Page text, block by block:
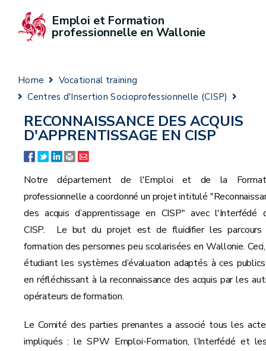
Emploi et Formation
professionnelle en Wallonie
Home
Vocational training
Centres d'Insertion Socioprofessionnelle (CISP)
RECONNAISSANCE DES ACQUIS
D'APPRENTISSAGE EN CISP
Notre département de l'Emploi et de la
professionnelle a coordonné un projet intitulé
des acquis d’apprentissage en CISP" avec l'Interfédé
CISP. Le but du projet est de fluidifier les parcours
formation des personnes peu scolarisées en Wallonie.
étudiant les systèmes d’évaluation adaptés à ces
en réfléchissant à la reconnaissance des acquis par les
opérateurs de formation.
Le Comité des parties prenantes a associé tous les
impliqués : le SPW Emploi-Formation, l’Interfédé et